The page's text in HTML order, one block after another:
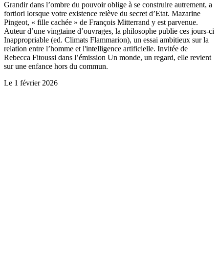
Grandir dans l’ombre du pouvoir oblige à se construire autrement, a
fortiori lorsque votre existence relève du secret d’Etat. Mazarine
Pingeot, « fille cachée » de François Mitterrand y est parvenue.
Auteur d’une vingtaine d’ouvrages, la philosophe publie ces jours-ci
Inappropriable (ed. Climats Flammarion), un essai ambitieux sur la
relation entre l’homme et l'intelligence artificielle. Invitée de
Rebecca Fitoussi dans l’émission Un monde, un regard, elle revient
sur une enfance hors du commun.
Le 1 février 2026